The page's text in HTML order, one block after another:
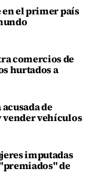
en el primer país
comercios de
hurtados a
de
vehículos
imputadas
de